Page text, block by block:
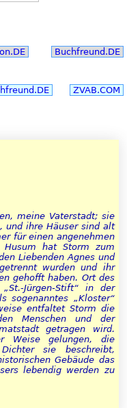
Buchfreund.DE
ZVAB.COM
meine Vaterstadt; sie
und ihre Häuser sind alt
für einen angenehmen
Husum hat Storm zum
Liebenden Agnes und
wurden und ihr
gehofft haben. Ort des
Jürgen-Stift“ in der
sogenanntes „Kloster“
entfaltet Storm die
Menschen und der
getragen wird.
Weise gelungen, die
sie beschreibt,
Gebäude das
lebendig werden zu